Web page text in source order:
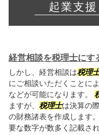
起業支
経営相談を税理士にす
しかし、経営相談は税理
にご相談いただくことに
などが可能になります。
ますが、 税理士は決算の
の財務諸表を作成します
要な数字が数多く記載さ